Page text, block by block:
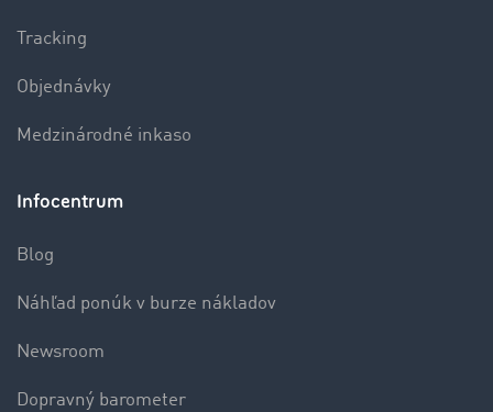
Tracking
Objednávky
Medzinárodné inkaso
Infocentrum
Blog
Náhľad ponúk v burze nákladov
Newsroom
Dopravný barometer